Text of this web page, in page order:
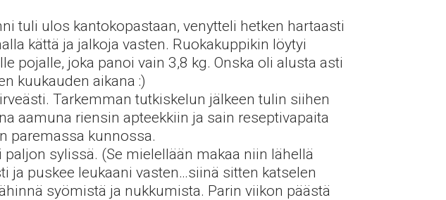
tuli ulos kantokopastaan, venytteli hetken hartaasti
kättä ja jalkoja vasten. Ruokakuppikin löytyi
pojalle, joka panoi vain 3,8 kg. Onska oli alusta asti
kuukauden aikana :)
Tarkemman tutkiskelun jälkeen tulin siihen
aamuna riensin apteekkiin ja sain reseptivapaita
paremassa kunnossa.
sylissä. (Se mielellään makaa niin lähellä
ja puskee leukaani vasten…siinä sitten katselen
syömistä ja nukkumista. Parin viikon päästä